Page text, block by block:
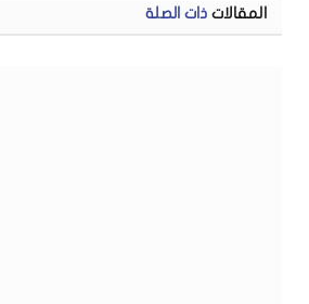
المقالات ذات الصلة